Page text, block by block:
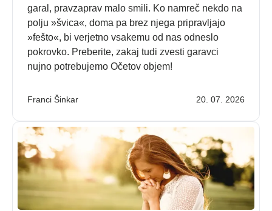
garal, pravzaprav malo smili. Ko namreč nekdo na
polju »švica«, doma pa brez njega pripravljajo
»fešto«, bi verjetno vsakemu od nas odneslo
pokrovko. Preberite, zakaj tudi zvesti garavci
nujno potrebujemo Očetov objem!
Franci Šinkar 20. 07. 2026